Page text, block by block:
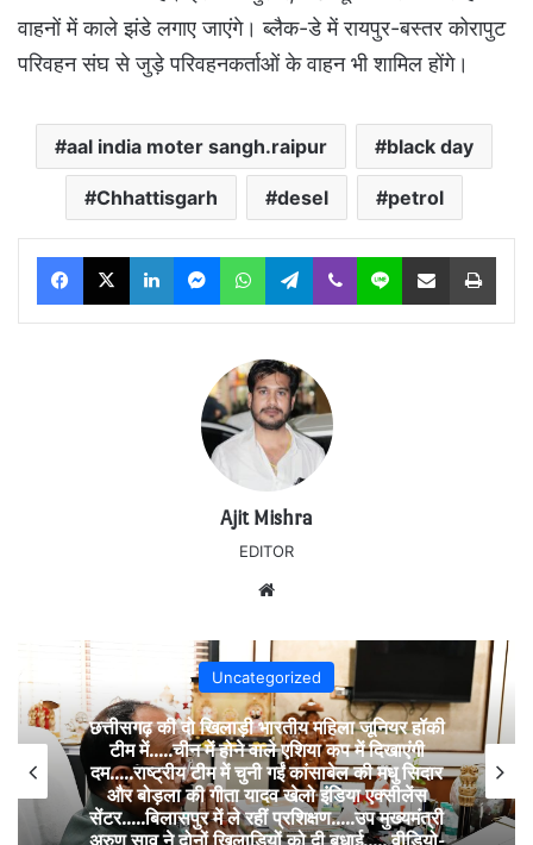
वाहनों में काले झंडे लगाए जाएंगे। ब्लैक-डे में रायपुर-बस्तर कोरापुट
परिवहन संघ से जुड़े परिवहनकर्ताओं के वाहन भी शामिल होंगे।
aal india moter sangh.raipur black day
Chhattisgarh desel petrol
Facebook
X LinkedInMessengerWhatsAppTelegram
Viber Line Share via Email Print
Ajit Mishra
EDITOR
Uncategorized
छत्तीसगढ़ की दो खिलाड़ी भारतीय महिला जूनियर हॉकी
टीम में…..चीन में होने वाले एशिया कप में दिखाएंगी
दम…..राष्ट्रीय टीम में चुनी गईं कांसाबेल की मधु सिदार
और बोड़ला की गीता यादव खेलो इंडिया एक्सीलेंस
सेंटर…..बिलासपुर में ले रहीं प्रशिक्षण…..उप मुख्यमंत्री